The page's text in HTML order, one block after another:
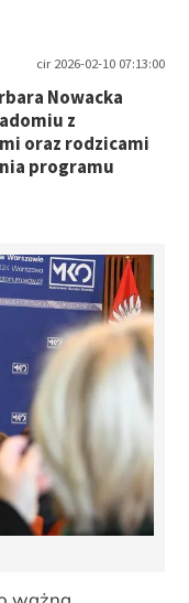
cir 2026-02-10 07:13:00
Nowacka
z
oraz rodzicami
programu